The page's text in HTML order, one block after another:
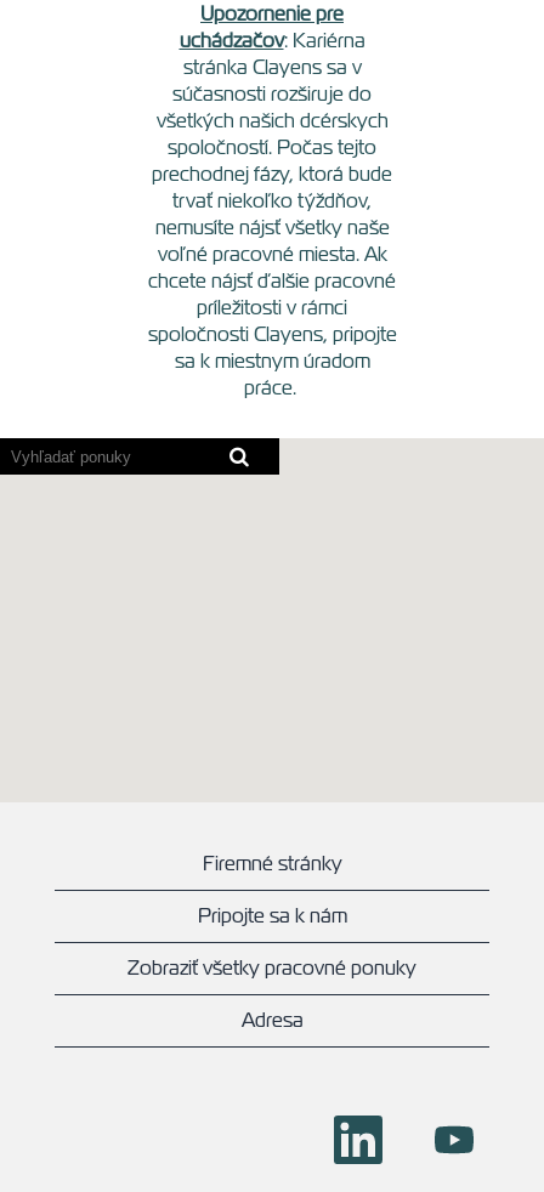
Upozornenie pre
uchádzačov: Kariérna
stránka Clayens sa v
súčasnosti rozširuje do
všetkých našich dcérskych
spoločností. Počas tejto
prechodnej fázy, ktorá bude
trvať niekoľko týždňov,
nemusíte nájsť všetky naše
voľné pracovné miesta. Ak
chcete nájsť ďalšie pracovné
príležitosti v rámci
spoločnosti Clayens, pripojte
sa k miestnym úradom
práce.
Programy
pre
Firemné stránky
Pripojte sa k nám
Zobraziť všetky pracovné ponuky
Adresa
O
v